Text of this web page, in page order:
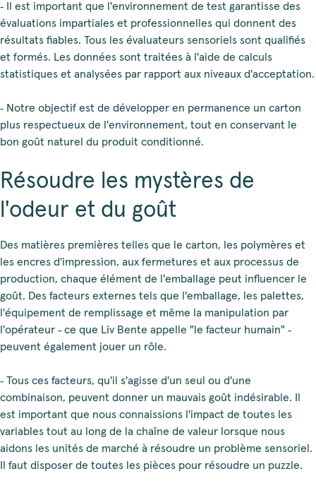
‑ Il est important que l'environnement de test garantisse des
évaluations impartiales et professionnelles qui donnent des
résultats fiables. Tous les évaluateurs sensoriels sont qualifiés
et formés. Les données sont traitées à l'aide de calculs
statistiques et analysées par rapport aux niveaux d'acceptation.
‑ Notre objectif est de développer en permanence un carton
plus respectueux de l'environnement, tout en conservant le
bon goût naturel du produit conditionné.
Résoudre les mystères de
l'odeur et du goût
Des matières premières telles que le carton, les polymères et
les encres d'impression, aux fermetures et aux processus de
production, chaque élément de l'emballage peut influencer le
goût. Des facteurs externes tels que l'emballage, les palettes,
l'équipement de remplissage et même la manipulation par
l'opérateur ‑ ce que Liv Bente appelle "le facteur humain" ‑
peuvent également jouer un rôle.
‑ Tous ces facteurs, qu'il s'agisse d'un seul ou d'une
combinaison, peuvent donner un mauvais goût indésirable. Il
est important que nous connaissions l'impact de toutes les
variables tout au long de la chaîne de valeur lorsque nous
aidons les unités de marché à résoudre un problème sensoriel.
Il faut disposer de toutes les pièces pour résoudre un puzzle.